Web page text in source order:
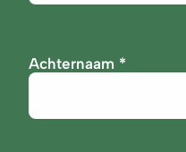
Achternaam